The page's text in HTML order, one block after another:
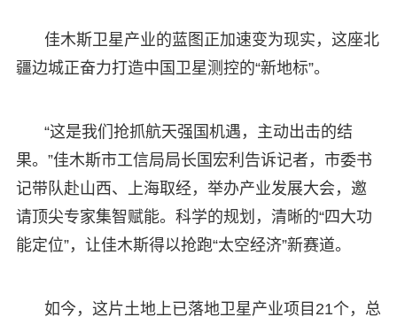
佳木斯卫星产业的蓝图正加速变为现实，这座北
疆边城正奋力打造中国卫星测控的“新地标”。
“这是我们抢抓航天强国机遇，主动出击的结
果。”佳木斯市工信局局长国宏利告诉记者，市委书
记带队赴山西、上海取经，举办产业发展大会，邀
请顶尖专家集智赋能。科学的规划，清晰的“四大功
能定位”，让佳木斯得以抢跑“太空经济”新赛道。
如今，这片土地上已落地卫星产业项目21个，总